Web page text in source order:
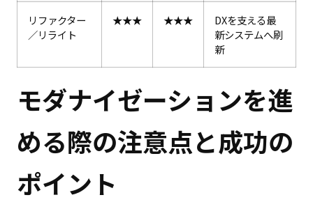
リファクター
／リライト
★★★ ★★★
DXを支える最
新システムへ刷
新
モダナイゼーションを進
める際の注意点と成功の
ポイント